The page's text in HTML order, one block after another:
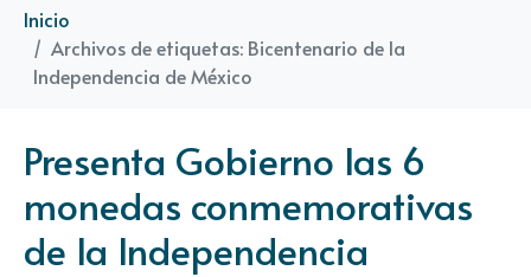
Inicio
Archivos de etiquetas: Bicentenario de la
Independencia de México
Presenta Gobierno las 6
monedas conmemorativas
de la Independencia